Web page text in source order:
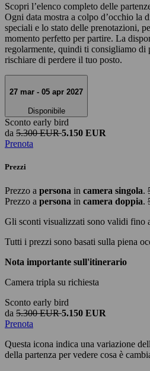
Scopri l’elenco completo delle
Ogni data mostra a colpo d’occhio la
speciali e lo stato delle prenotazioni,
momento perfetto per partire. La
regolarmente, quindi ti consigliamo di
rischiare di perdere il tuo posto.
27 mar - 05 apr 2027
Disponibile
Sconto early bird
da 5.300 EUR5.150 EUR
Prenota
Prezzi
Prezzo a persona in camera singola.
Prezzo a persona in camera doppia.
Gli sconti visualizzati sono validi fino
Tutti i prezzi sono basati sulla piena
Nota importante sull'itinerario
Camera tripla su richiesta
Sconto early bird
da 5.300 EUR5.150 EUR
Prenota
Questa icona indica una variazione
della partenza per vedere cosa è